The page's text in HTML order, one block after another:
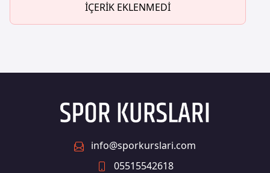
İÇERİK EKLENMEDİ
info@sporkurslari.com
05515542618